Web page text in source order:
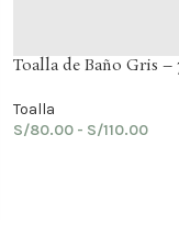
Toalla de Baño Gris –
Toalla
S/80.00 - S/110.00